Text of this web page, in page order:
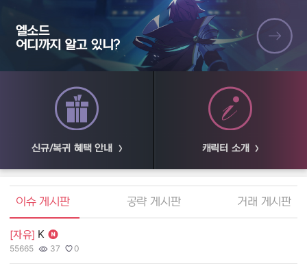
엘소드 어디까지 알고 있니?
신규/복귀 혜택 안내 캐릭터 소개
엘소드 커뮤니티
이슈 게시판 공략 게시판 거래 게시판
[자유] K
작성자:
55665
조회수:
37
추천수:
0